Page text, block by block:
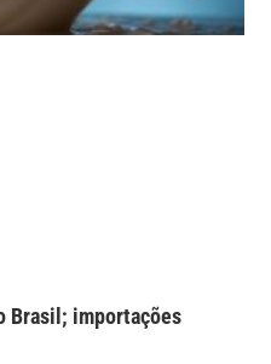
Brasil; importações